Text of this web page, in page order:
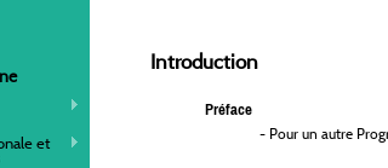
et
Introduction
Préface
- Pour un autre